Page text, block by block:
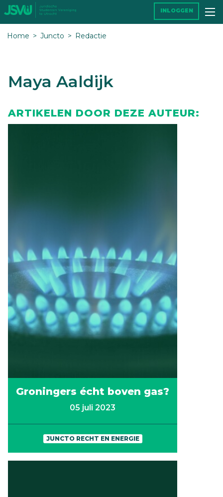
Home Juncto Redactie
Maya Aaldijk
ARTIKELEN DOOR DEZE AUTEUR:
Groningers écht boven gas?
05 juli 2023
JUNCTO RECHT EN ENERGIE
INLOGGEN